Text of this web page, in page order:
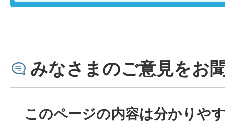
みなさまのご意見をお
このページの内容は分かりや